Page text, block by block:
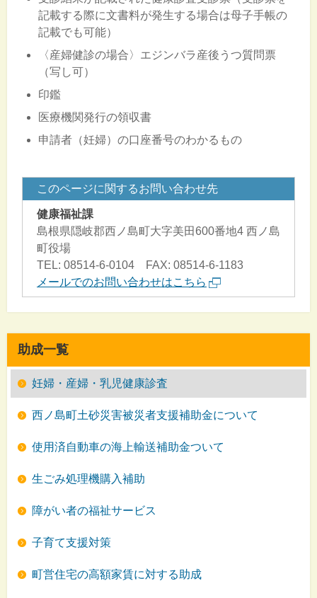
記載する際に文書料が発生する場合は母子手帳の
記載でも可能）
〈産婦健診の場合〉エジンバラ産後うつ質問票
（写し可）
印鑑
医療機関発行の領収書
申請者（妊婦）の口座番号のわかるもの
このページに関するお問い合わせ先
健康福祉課
島根県隠岐郡西ノ島町大字美田600番地4 西ノ島
町役場
TEL: 08514-6-0104 FAX: 08514-6-1183
メールでのお問い合わせはこちら
助成一覧
妊婦・産婦・乳児健康診査
西ノ島町土砂災害被災者支援補助金について
使用済自動車の海上輸送補助金ついて
生ごみ処理機購入補助
障がい者の福祉サービス
子育て支援対策
町営住宅の高額家賃に対する助成